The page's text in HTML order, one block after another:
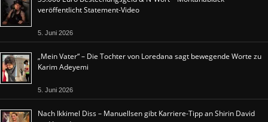
veröffentlicht Statement-Video
5. Juni 2026
„Mein Vater“ – Die Tochter von Loredana sagt bewegende Worte zu
Karim Adeyemi
5. Juni 2026
Nach Ikkimel Diss – Manuellsen gibt Karriere-Tipp an Shirin David